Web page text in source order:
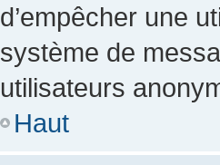
d’empêcher une
système de
utilisateurs
Haut